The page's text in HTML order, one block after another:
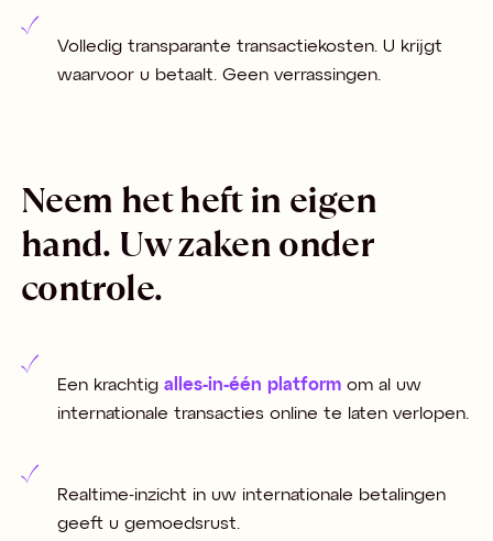
Volledig transparante transactiekosten. U krijgt
waarvoor u betaalt. Geen verrassingen.
Neem het heft in eigen
hand. Uw zaken onder
controle.
Een krachtigalles-in-één platform om al uw
internationale transacties online te laten verlopen.
Realtime-inzicht in uw internationale betalingen
geeft u gemoedsrust.